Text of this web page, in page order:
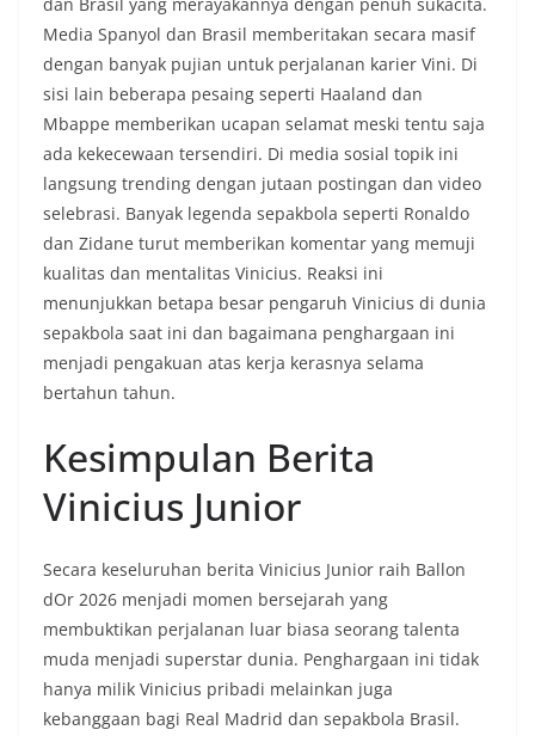
Media Spanyol dan Brasil memberitakan secara masif
dengan banyak pujian untuk perjalanan karier Vini. Di
sisi lain beberapa pesaing seperti Haaland dan
Mbappe memberikan ucapan selamat meski tentu saja
ada kekecewaan tersendiri. Di media sosial topik ini
langsung trending dengan jutaan postingan dan video
selebrasi. Banyak legenda sepakbola seperti Ronaldo
dan Zidane turut memberikan komentar yang memuji
kualitas dan mentalitas Vinicius. Reaksi ini
menunjukkan betapa besar pengaruh Vinicius di dunia
sepakbola saat ini dan bagaimana penghargaan ini
menjadi pengakuan atas kerja kerasnya selama
bertahun tahun.
Kesimpulan Berita
Vinicius Junior
Secara keseluruhan berita Vinicius Junior raih Ballon
dOr 2026 menjadi momen bersejarah yang
membuktikan perjalanan luar biasa seorang talenta
muda menjadi superstar dunia. Penghargaan ini tidak
hanya milik Vinicius pribadi melainkan juga
kebanggaan bagi Real Madrid dan sepakbola Brasil.